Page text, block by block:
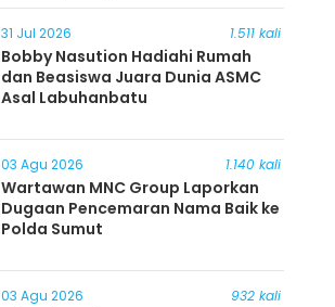
31 Jul 2026 1.511 kali
Bobby Nasution Hadiahi Rumah
dan Beasiswa Juara Dunia ASMC
Asal Labuhanbatu
03 Agu 2026 1.140 kali
Wartawan MNC Group Laporkan
Dugaan Pencemaran Nama Baik ke
Polda Sumut
03 Agu 2026 932 kali